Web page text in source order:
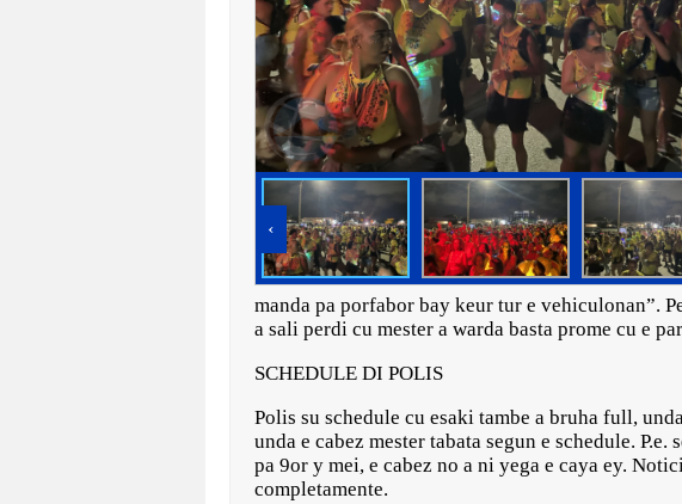
‹
manda pa porfabor bay keur tur e vehiculonan”.
a sali perdi cu mester a warda basta prome cu e
SCHEDULE DI POLIS
Polis su schedule cu esaki tambe a bruha full,
unda e cabez mester tabata segun e schedule.
pa 9or y mei, e cabez no a ni yega e caya ey.
completamente.